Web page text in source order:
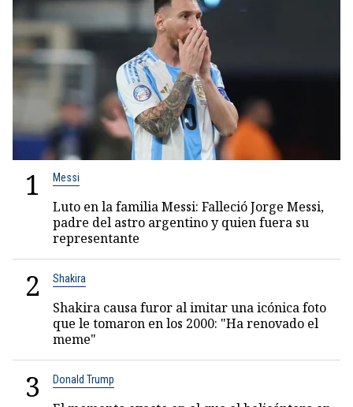
1 Messi
Luto en la familia Messi: Falleció Jorge Messi,
padre del astro argentino y quien fuera su
representante
2 Shakira
Shakira causa furor al imitar una icónica foto
que le tomaron en los 2000: "Ha renovado el
meme"
3 Donald Trump